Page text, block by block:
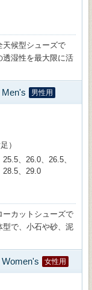
天候型シューズで
透湿性を最大限に活
男性用
）
、26.0、26.5、
28.5、29.0
ーカットシューズで
型で、小石や砂、泥
女性用